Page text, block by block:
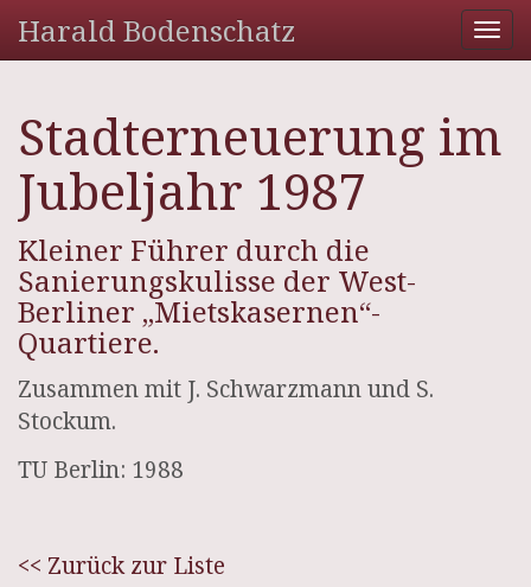
Harald Bodenschatz
Stadterneuerung im
Jubeljahr 1987
Kleiner Führer durch die
Sanierungskulisse der West-
Berliner „Mietskasernen“-
Quartiere.
Zusammen mit J. Schwarzmann und S.
Stockum.
TU Berlin: 1988
<< Zurück zur Liste